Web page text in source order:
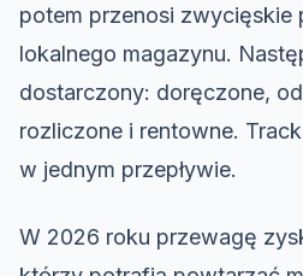
potem przenosi zwycięskie
lokalnego magazynu.
dostarczony: doręczone,
rozliczone i rentowne.
w jednym przepływie.
W 2026 roku przewagę